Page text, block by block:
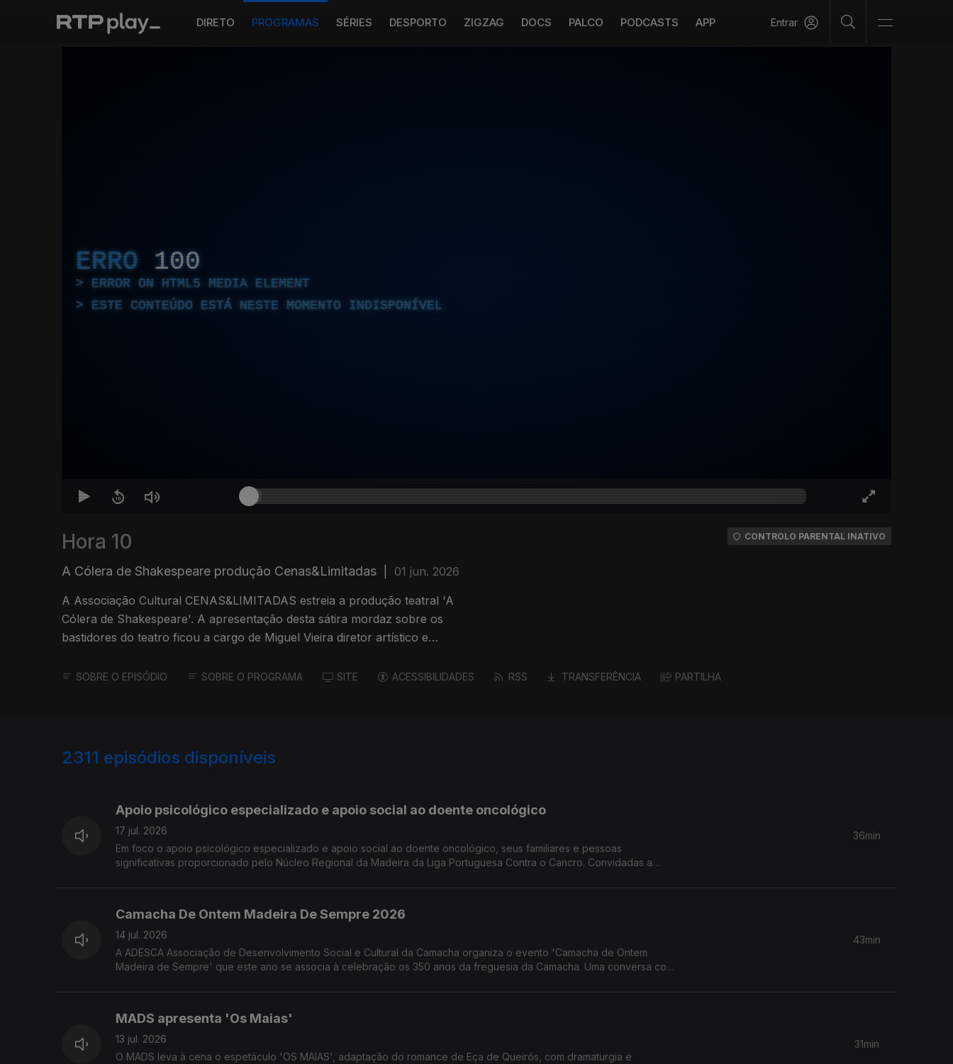
DIRETO PROGRAMAS SÉRIES DESPORTO ZIGZAG DOCS PALCO PODCASTS APP Entrar
ERRO 100
ERROR ON HTML5 MEDIA ELEMENT
ESTE CONTEÚDO ESTÁ NESTE MOMENTO INDISPONÍVEL
Hora 10
A Cólera de Shakespeare produção Cenas&Limitadas 01 jun. 2026
A Associação Cultural CENAS&LIMITADAS estreia a produção teatral 'A
Cólera de Shakespeare'. A apresentação desta sátira mordaz sobre os
bastidores do teatro ficou a cargo de Miguel Vieira diretor artístico e
CONTROLO PARENTAL INATIVO
SOBRE O EPISÓDIO SOBRE O PROGRAMA SITE ACESSIBILIDADES RSS TRANSFERÊNCIA PARTILHA
2311 episódios disponíveis
Apoio psicológico especializado e apoio social ao doente oncológico
17 jul. 2026
Em foco o apoio psicológico especializado e apoio social ao doente oncológico, seus familiares e pessoas
significativas proporcionado pelo Núcleo Regional da Madeira da Liga Portuguesa Contra o Cancro. Convidadas a
36min
Camacha De Ontem Madeira De Sempre 2026
14 jul. 2026
A ADESCA Associação de Desenvolvimento Social e Cultural da Camacha organiza o evento 'Camacha de Ontem
Madeira de Sempre' que este ano se associa à celebração os 350 anos da freguesia da Camacha. Uma conversa com
43min
MADS apresenta 'Os Maias'
13 jul. 2026
O MADS leva à cena o espetáculo 'OS MAIAS', adaptação do romance de Eça de Queirós, com dramaturgia e
31min